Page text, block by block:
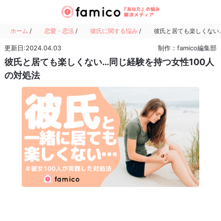
ホーム / 恋愛・恋活 / 彼氏に関する悩み / 彼氏と居ても楽しくな
更新日:2024.04.03 制作：famico編集部
彼氏と居ても楽しくない…同じ経験を持つ女性100人
の対処法